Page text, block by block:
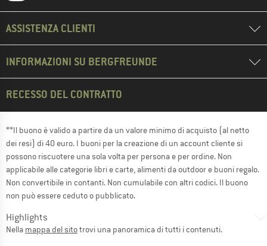
ASSISTENZA CLIENTI
INFORMAZIONI SU BERGFREUNDE
RECESSO DEL CONTRATTO
**Il buono è valido a partire da un valore minimo di acquisto (al netto
dei resi) di 40 euro. I buoni per la creazione di un account cliente si
possono riscuotere una sola volta per persona e per ordine. Non
applicabile alle categorie libri e carte, alimenti da outdoor e buoni regalo.
Non convertibile in contanti. Non cumulabile con altri codici. Il buono
non può essere ceduto o pubblicato.
Highlights
Nella mappa del sitotrovi una panoramica di tutti i contenuti.